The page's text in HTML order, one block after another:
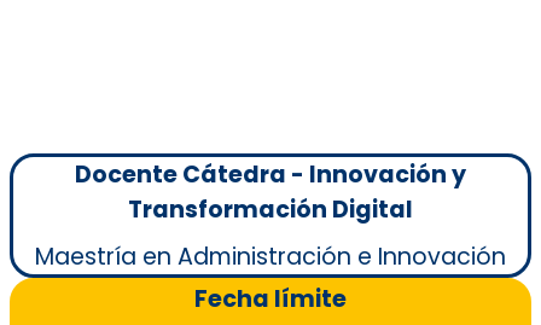
Docente Cátedra - Innovación y
Transformación Digital
Maestría en Administración e Innovación
Fecha límite